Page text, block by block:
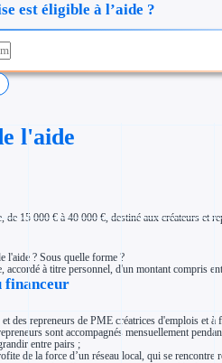
Aides Ressources Humaines
de financements
Réduction des coûts
Crédits & réductions d'impôt
Exonération fiscale
Avance remboursable
Aides par organisme financeur
Aides Bpifrance
Aides ADEME
Tous les financeurs
d'éligibilité
des idées de dépenses éligibles
aides pour votre secteur ?
est éligible à l’aide ?
l'aide
de 15 000 € à 40 000 €, destiné aux créateurs et
l'aide ? Sous quelle forme ?
accordé à titre personnel, d'un montant compris
financeur
des repreneurs de PME créatrices d'emplois et
sont accompagnés mensuellement
entre pairs ;
de la force d’un réseau local, qui se